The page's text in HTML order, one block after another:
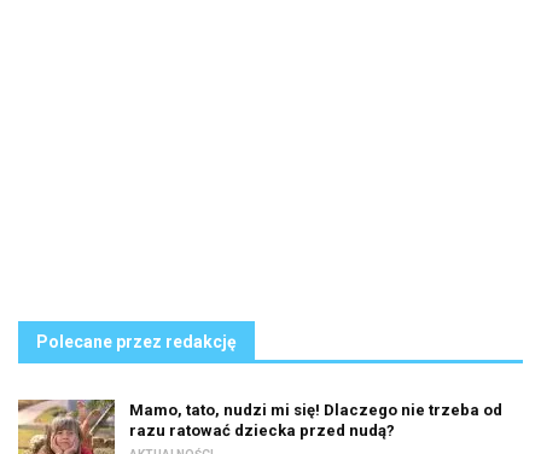
Polecane przez redakcję
Mamo, tato, nudzi mi się! Dlaczego nie trzeba od
razu ratować dziecka przed nudą?